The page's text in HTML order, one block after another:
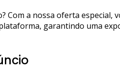
Com a nossa oferta
garantindo uma